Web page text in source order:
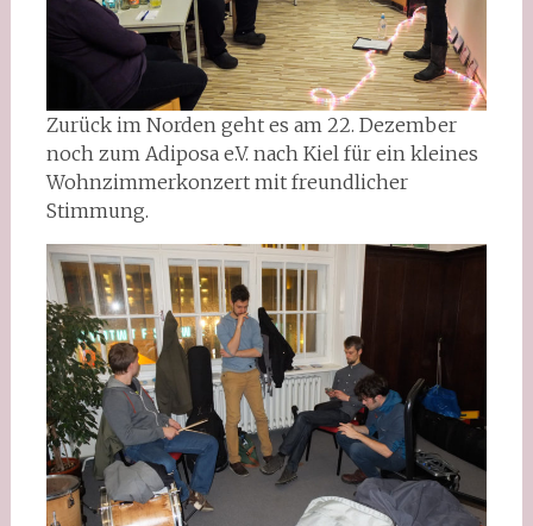
Zurück im Norden geht es am 22. Dezember
noch zum Adiposa e.V. nach Kiel für ein kleines
Wohnzimmerkonzert mit freundlicher
Stimmung.